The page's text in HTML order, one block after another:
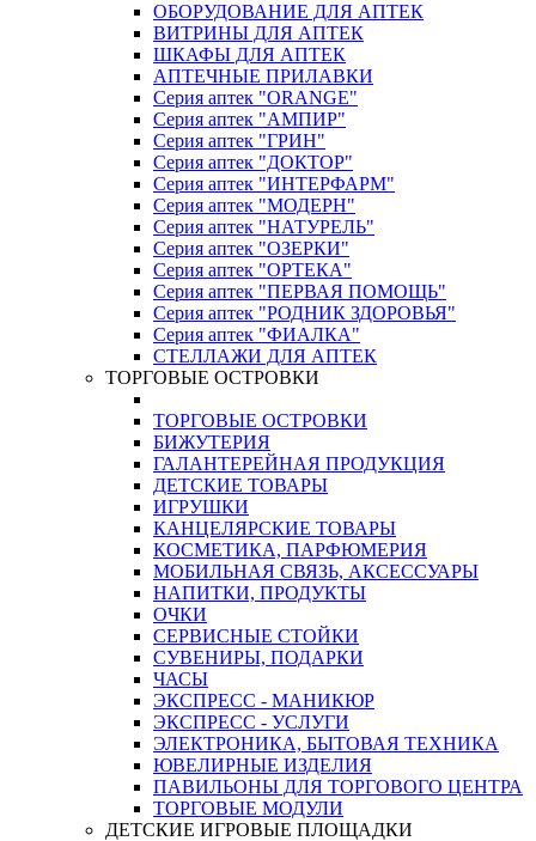
ОБОРУДОВАНИЕ ДЛЯ АПТЕК
ВИТРИНЫ ДЛЯ АПТЕК
ШКАФЫ ДЛЯ АПТЕК
АПТЕЧНЫЕ ПРИЛАВКИ
Серия аптек "ORANGE"
Серия аптек "АМПИР"
Серия аптек "ГРИН"
Серия аптек "ДОКТОР"
Серия аптек "ИНТЕРФАРМ"
Серия аптек "МОДЕРН"
Серия аптек "НАТУРЕЛЬ"
Серия аптек "ОЗЕРКИ"
Серия аптек "ОРТЕКА"
Серия аптек "ПЕРВАЯ ПОМОЩЬ"
Серия аптек "РОДНИК ЗДОРОВЬЯ"
Серия аптек "ФИАЛКА"
СТЕЛЛАЖИ ДЛЯ АПТЕК
ТОРГОВЫЕ ОСТРОВКИ
ТОРГОВЫЕ ОСТРОВКИ
БИЖУТЕРИЯ
ГАЛАНТЕРЕЙНАЯ ПРОДУКЦИЯ
ДЕТСКИЕ ТОВАРЫ
ИГРУШКИ
КАНЦЕЛЯРСКИЕ ТОВАРЫ
КОСМЕТИКА, ПАРФЮМЕРИЯ
МОБИЛЬНАЯ СВЯЗЬ, АКСЕССУАРЫ
НАПИТКИ, ПРОДУКТЫ
ОЧКИ
СЕРВИСНЫЕ СТОЙКИ
СУВЕНИРЫ, ПОДАРКИ
ЧАСЫ
ЭКСПРЕСС - МАНИКЮР
ЭКСПРЕСС - УСЛУГИ
ЭЛЕКТРОНИКА, БЫТОВАЯ ТЕХНИКА
ЮВЕЛИРНЫЕ ИЗДЕЛИЯ
ПАВИЛЬОНЫ ДЛЯ ТОРГОВОГО ЦЕНТРА
ТОРГОВЫЕ МОДУЛИ
ДЕТСКИЕ ИГРОВЫЕ ПЛОЩАДКИ